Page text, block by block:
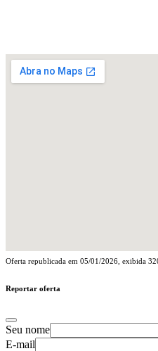
Oferta republicada em 05/01/2026 , exibida
Reportar oferta
Seu nome
E-mail